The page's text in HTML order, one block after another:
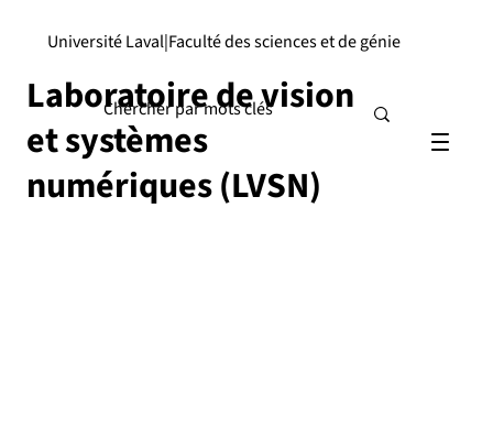
Laboratoire de vision
et systèmes
numériques (LVSN)
|
Université Laval Faculté des sciences et de génie